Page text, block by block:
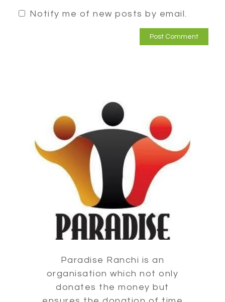
Notify me of new posts by email.
Paradise Ranchi is an
organisation which not only
donates the money but